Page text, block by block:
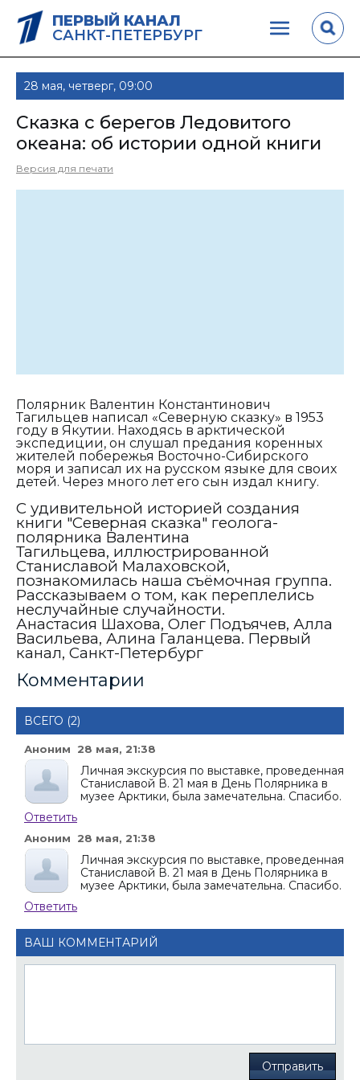
ПЕРВЫЙ КАНАЛ
САНКТ-ПЕТЕРБУРГ
28 мая, четверг, 09:00
Сказка с берегов Ледовитого
океана: об истории одной книги
Версия для печати
Полярник Валентин Константинович
Тагильцев написал «Северную сказку» в 1953
году в Якутии. Находясь в арктической
экспедиции, он слушал предания коренных
жителей побережья Восточно-Сибирского
моря и записал их на русском языке для своих
детей. Через много лет его сын издал книгу.
С удивительной историей создания
книги "Северная сказка" геолога-
полярника Валентина
Тагильцева, иллюстрированной
Станиславой Малаховской,
познакомилась наша съёмочная группа.
Рассказываем о том, как переплелись
неслучайные случайности.
Анастасия Шахова, Олег Подъячев, Алла
Васильева, Алина Галанцева. Первый
канал, Санкт-Петербург
Комментарии
ВСЕГО (2)
Аноним 28 мая, 21:38
Личная экскурсия по выставке, проведенная
Станиславой В. 21 мая в День Полярника в
музее Арктики, была замечательна. Спасибо.
Ответить
Аноним 28 мая, 21:38
Личная экскурсия по выставке, проведенная
Станиславой В. 21 мая в День Полярника в
музее Арктики, была замечательна. Спасибо.
Ответить
ВАШ КОММЕНТАРИЙ
Отправить